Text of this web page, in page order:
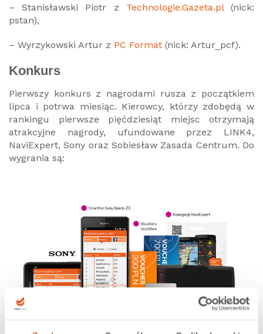
– Stanisławski Piotr z Technologie.Gazeta.pl(nick:
pstan),
– Wyrzykowski Artur z PC Format (nick: Artur_pcf).
Konkurs
Pierwszy konkurs z nagrodami rusza z początkiem
lipca i potrwa miesiąc. Kierowcy, którzy zdobędą w
rankingu pierwsze pięćdziesiąt miejsc otrzymają
atrakcyjne nagrody, ufundowane przez LINK4,
NaviExpert, Sony oraz Sobiesław Zasada Centrum. Do
wygrania są: